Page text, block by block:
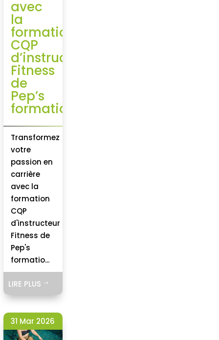
avec
la
formation
CQP
d’instructeur
Fitness
de
Pep’s
formation
Transformez
votre
passion en
carrière
avec la
formation
CQP
d'instructeur
Fitness de
Pep's
formatio...
LIRE PLUS $
31 Mar 2026